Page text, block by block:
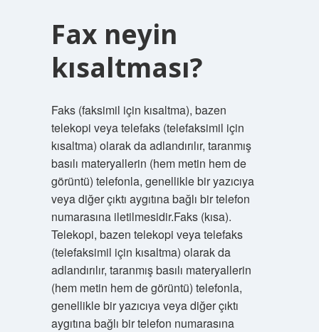
Fax neyin
kısaltması?
Faks (faksimil için kısaltma), bazen
telekopi veya telefaks (telefaksimil için
kısaltma) olarak da adlandırılır, taranmış
basılı materyallerin (hem metin hem de
görüntü) telefonla, genellikle bir yazıcıya
veya diğer çıktı aygıtına bağlı bir telefon
numarasına iletilmesidir.Faks (kısa).
Telekopi, bazen telekopi veya telefaks
(telefaksimil için kısaltma) olarak da
adlandırılır, taranmış basılı materyallerin
(hem metin hem de görüntü) telefonla,
genellikle bir yazıcıya veya diğer çıktı
aygıtına bağlı bir telefon numarasına